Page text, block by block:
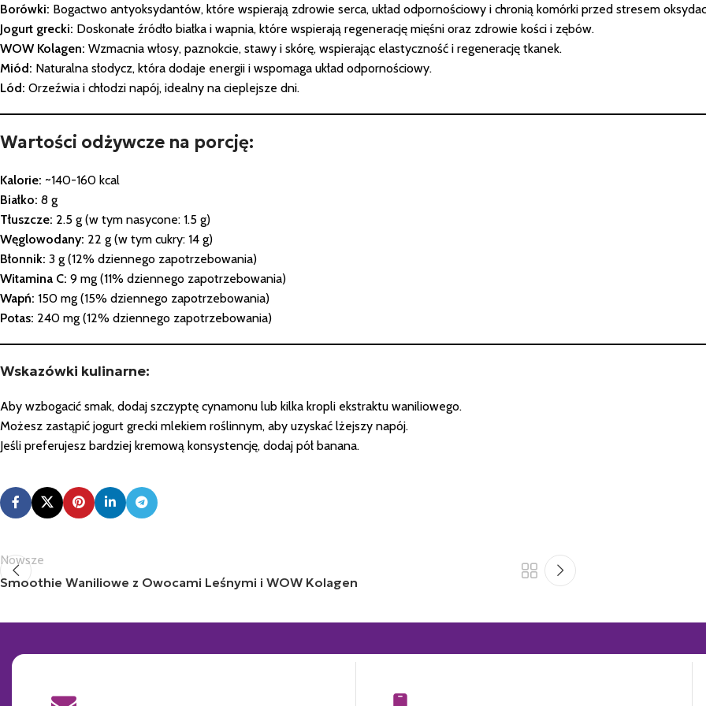
Borówki: Bogactwo antyoksydantów, które wspierają zdrowie serca, układ odpornościowy i chronią komórki przed stresem
Jogurt grecki: Doskonałe źródło białka i wapnia, które wspierają regenerację mięśni oraz zdrowie kości i zębów.
WOW Kolagen: Wzmacnia włosy, paznokcie, stawy i skórę, wspierając elastyczność i regenerację tkanek.
Miód: Naturalna słodycz, która dodaje energii i wspomaga układ odpornościowy.
Lód: Orzeźwia i chłodzi napój, idealny na cieplejsze dni.
Wartości odżywcze na porcję:
Kalorie: ~140-160 kcal
Białko: 8 g
Tłuszcze: 2.5 g (w tym nasycone: 1.5 g)
Węglowodany: 22 g (w tym cukry: 14 g)
Błonnik: 3 g (12% dziennego zapotrzebowania)
Witamina C: 9 mg (11% dziennego zapotrzebowania)
Wapń: 150 mg (15% dziennego zapotrzebowania)
Potas: 240 mg (12% dziennego zapotrzebowania)
Wskazówki kulinarne:
Aby wzbogacić smak, dodaj szczyptę cynamonu lub kilka kropli ekstraktu waniliowego.
Możesz zastąpić jogurt grecki mlekiem roślinnym, aby uzyskać lżejszy napój.
Jeśli preferujesz bardziej kremową konsystencję, dodaj pół banana.
Nowsze
Smoothie Waniliowe z Owocami Leśnymi i WOW Kolagen